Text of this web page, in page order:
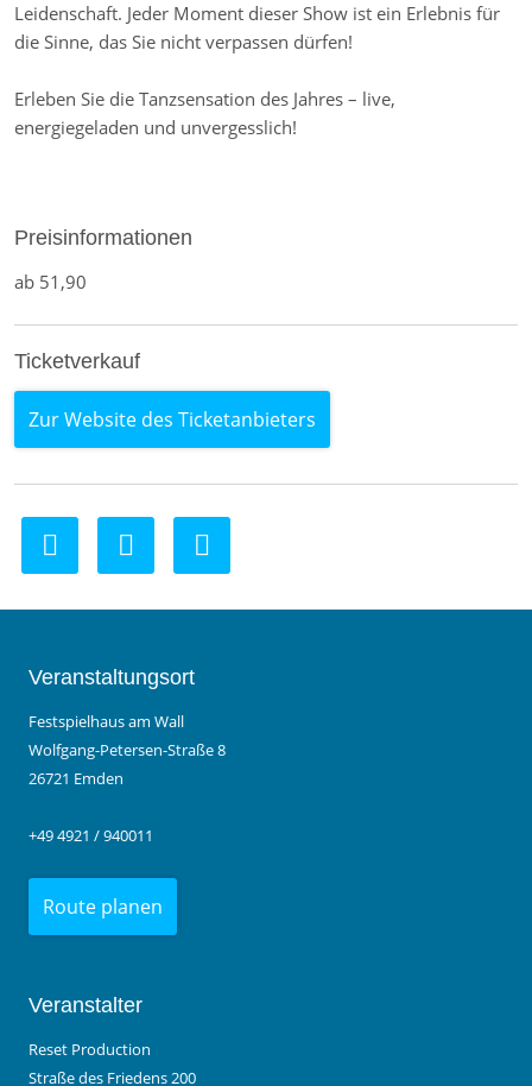
Leidenschaft. Jeder Moment dieser Show ist ein Erlebnis für
die Sinne, das Sie nicht verpassen dürfen!
Erleben Sie die Tanzsensation des Jahres – live,
energiegeladen und unvergesslich!
Preisinformationen
ab 51,90
Ticketverkauf
Zur Website des Ticketanbieters
Veranstaltungsort
Festspielhaus am Wall
Wolfgang-Petersen-Straße 8
26721 Emden
+49 4921 / 940011
Route planen
Veranstalter
Reset Production
Straße des Friedens 200